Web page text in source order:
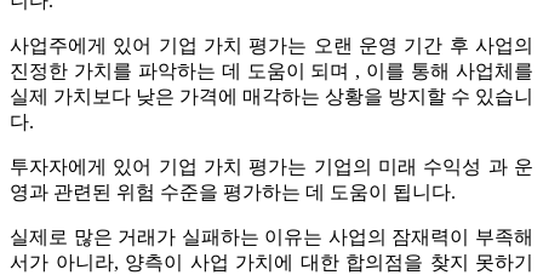
사업주에게 있어 기업 가치 평가는 오랜 운영 기간 후 사업의
진정한 가치를 파악하는 데 도움이 되며 , 이를 통해 사업체를
실제 가치보다 낮은 가격에 매각하는 상황을 방지할 수 있습니
다.
투자자에게 있어 기업 가치 평가는 기업의 미래 수익성 과 운
영과 관련된 위험 수준을 평가하는 데 도움이 됩니다.
실제로 많은 거래가 실패하는 이유는 사업의 잠재력이 부족해
서가 아니라, 양측이 사업 가치에 대한 합의점을 찾지 못하기